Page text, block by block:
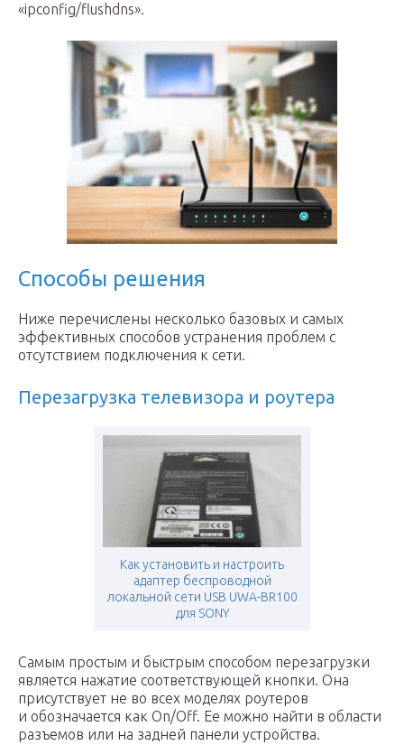
«ipconfig/flushdns».
Способы решения
Ниже перечислены несколько базовых и самых
эффективных способов устранения проблем с
отсутствием подключения к сети.
Перезагрузка телевизора и роутера
Как установить и настроить
адаптер беспроводной
локальной сети USB UWA-BR100
для SONY
Самым простым и быстрым способом перезагрузки
является нажатие соответствующей кнопки. Она
присутствует не во всех моделях роутеров
и обозначается как On/Off. Ее можно найти в области
разъемов или на задней панели устройства.